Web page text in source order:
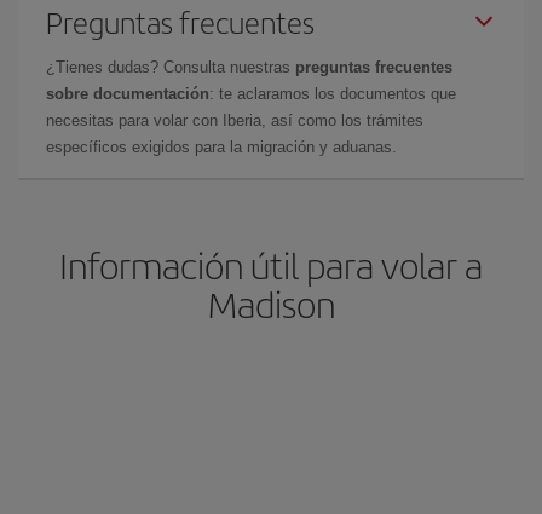
Preguntas frecuentes
¿Tienes dudas? Consulta nuestras preguntas frecuentes
sobre documentación: te aclaramos los documentos que
necesitas para volar con Iberia, así como los trámites
específicos exigidos para la migración y aduanas.
Información útil para volar a
Madison